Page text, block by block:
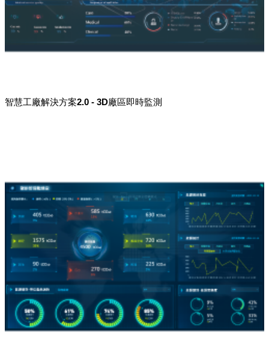
智慧工廠解決方案2.0 - 3D廠區即時監測